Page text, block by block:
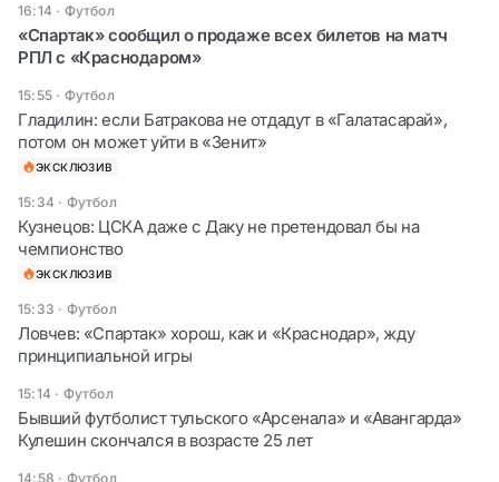
16:14 · Футбол
«Спартак» сообщил о продаже всех билетов на матч
РПЛ с «Краснодаром»
15:55 · Футбол
Гладилин: если Батракова не отдадут в «Галатасарай»,
потом он может уйти в «Зенит»
ЭКСКЛЮЗИВ
15:34 · Футбол
Кузнецов: ЦСКА даже с Даку не претендовал бы на
чемпионство
ЭКСКЛЮЗИВ
15:33 · Футбол
Ловчев: «Спартак» хорош, как и «Краснодар», жду
принципиальной игры
15:14 · Футбол
Бывший футболист тульского «Арсенала» и «Авангарда»
Кулешин скончался в возрасте 25 лет
14:58 · Футбол